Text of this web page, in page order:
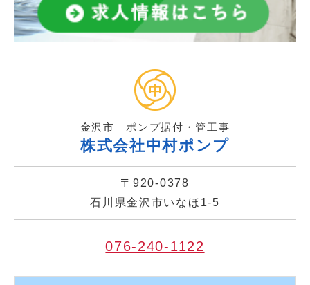
金沢市｜ポンプ据付・管工事
株式会社中村ポンプ
〒920-0378
石川県金沢市いなほ1-5
076-240-1122